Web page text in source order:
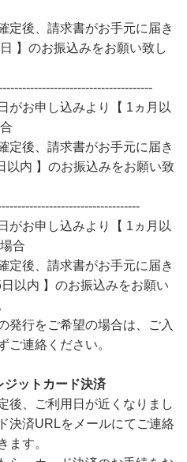
定後、請求書がお手元に届き
】のお振込みをお願い致し
がお申し込みより【 1ヵ月以
定後、請求書がお手元に届き
以内 】のお振込みをお願い致
がお申し込みより【 1ヵ月以
合
定後、請求書がお手元に届き
以内 】のお振込みをお願い
発行をご希望の場合は、ご入
ご連絡ください。
ジットカード決済
後、ご利用日が近くなりまし
決済URLをメールにてご連絡
ます。